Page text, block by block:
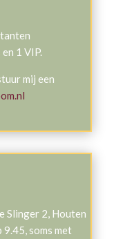
1 VIP.
mij een
Slinger 2, Houten
soms met